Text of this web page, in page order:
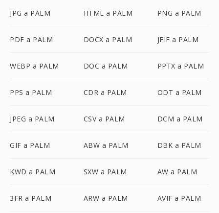
JPG a PALM HTML a PALM PNG a PALM
PDF a PALM DOCX a PALM JFIF a PALM
WEBP a PALM DOC a PALM PPTX a PALM
PPS a PALM CDR a PALM ODT a PALM
JPEG a PALM CSV a PALM DCM a PALM
GIF a PALM ABW a PALM DBK a PALM
KWD a PALM SXW a PALM AW a PALM
3FR a PALM ARW a PALM AVIF a PALM